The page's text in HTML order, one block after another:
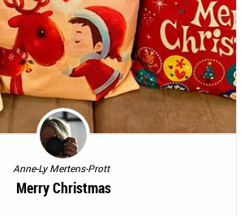
Anne-Ly Mertens-Prott
Merry Christmas